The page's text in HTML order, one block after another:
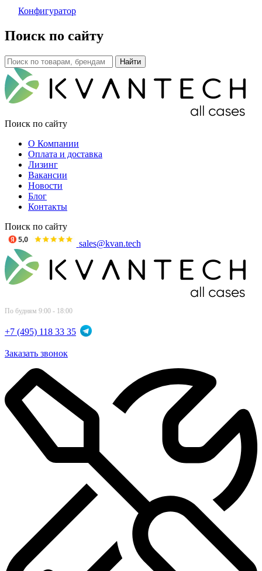
Конфигуратор
Поиск по сайту
Поиск по сайту
О Компании
Оплата и доставка
Лизинг
Вакансии
Новости
Блог
Контакты
Поиск по сайту
sales@kvan.tech
По будням 9:00 - 18:00
+7 (495) 118 33 35
Заказать звонок